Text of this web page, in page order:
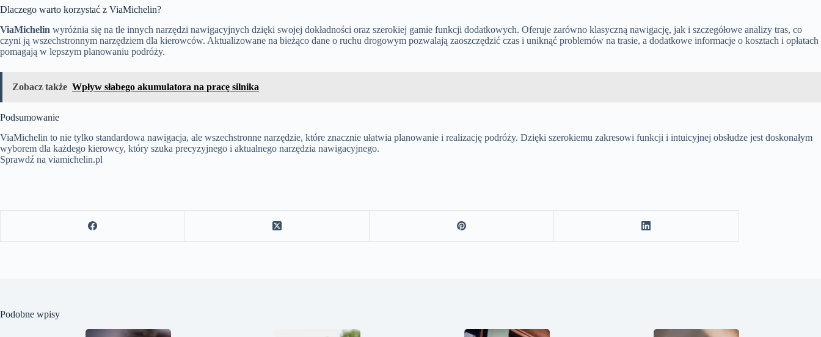
Dlaczego warto korzystać z ViaMichelin?
ViaMichelin wyróżnia się na tle innych narzędzi nawigacyjnych dzięki swojej dokładności oraz szerokiej gamie funkcji dodatkowych. Oferuje zarówno klasyczną nawigację, jak i szczegółowe analizy tras, co
czyni ją wszechstronnym narzędziem dla kierowców. Aktualizowane na bieżąco dane o ruchu drogowym pozwalają zaoszczędzić czas i uniknąć problemów na trasie, a dodatkowe informacje o kosztach i opłatach
pomagają w lepszym planowaniu podróży.
Zobacz także Wpływ słabego akumulatora na pracę silnika
Podsumowanie
ViaMichelin to nie tylko standardowa nawigacja, ale wszechstronne narzędzie, które znacznie ułatwia planowanie i realizację podróży. Dzięki szerokiemu zakresowi funkcji i intuicyjnej obsłudze jest doskonałym
wyborem dla każdego kierowcy, który szuka precyzyjnego i aktualnego narzędzia nawigacyjnego.
Sprawdź na viamichelin.pl
Podobne wpisy